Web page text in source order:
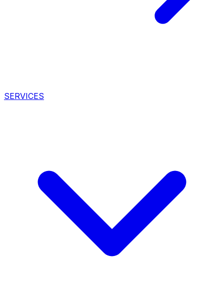
SERVICES